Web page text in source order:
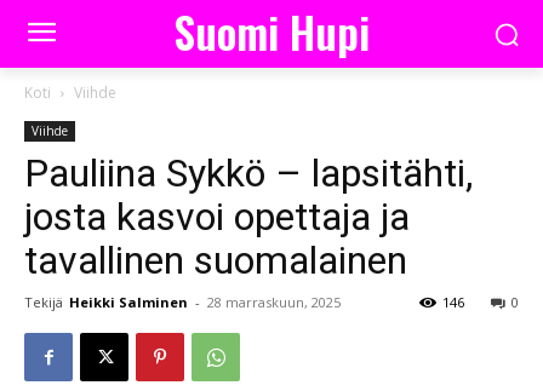
Suomi Hupi
Koti Viihde
Viihde
Pauliina Sykkö – lapsitähti,
josta kasvoi opettaja ja
tavallinen suomalainen
Tekijä Heikki Salminen - 28 marraskuun, 2025 0
146